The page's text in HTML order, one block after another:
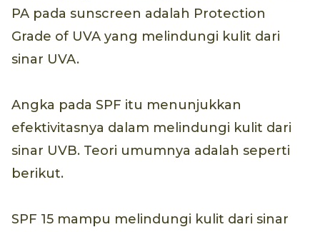
PA pada sunscreen adalah Protection
Grade of UVA yang melindungi kulit dari
sinar UVA.
Angka pada SPF itu menunjukkan
efektivitasnya dalam melindungi kulit dari
sinar UVB. Teori umumnya adalah seperti
berikut.
SPF 15 mampu melindungi kulit dari sinar